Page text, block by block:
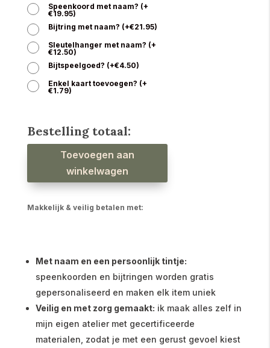
Speenkoord met naam? (+
€19.95)
Bijtring met naam? (+€21.95)
Sleutelhanger met naam? (+
€12.50)
Bijtspeelgoed? (+€4.50)
Enkel kaart toevoegen? (+
€1.79)
Bestelling totaal:
Babyslab
waterproof
Toevoegen aan
winkelwagen
Makkelijk & veilig betalen met:
Met naam en een persoonlijk tintje:
speenkoorden en bijtringen worden gratis
gepersonaliseerd en maken elk item uniek
Veilig en met zorg gemaakt: ik maak alles zelf in
mijn eigen atelier met gecertificeerde
materialen, zodat je met een gerust gevoel kiest